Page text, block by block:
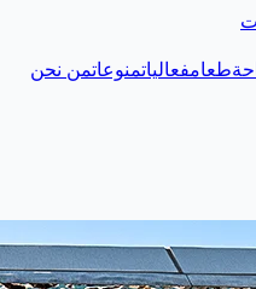
طعامفعالياتمنوعاتمن نحن